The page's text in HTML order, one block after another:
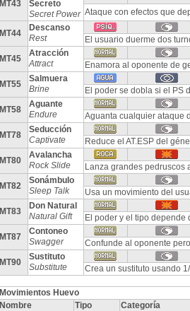
MT43
Secreto
Secret Power Ataque con efectos que
MT44
Descanso
Rest
El usuario duerme dos
MT45
Atracción
Attract
Enamora al oponente de
MT55
Salmuera
Brine
El poder se dobla si el PS
MT58
Aguante
Endure
Aguanta cualquier ataque
MT78
Seducción
Captivate
Reduce el AT.ESP del
MT80
Avalancha
Rock Slide
Lanza grandes pedruscos
MT82
Sonámbulo
Sleep Talk
Usa un movimiento del
MT83
Don Natural
Natural Gift
El poder y el tipo depende
MT87
Contoneo
Swagger
Confunde al oponente
MT90
Sustituto
Substitute
Crea un sustituto usando
Movimientos Huevo
Nombre
Tipo
Categoría